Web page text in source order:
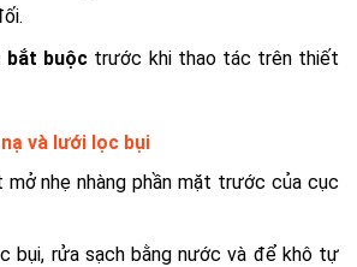
bắt buộc trước khi thao tác trên thiết
và lưới lọc bụi
mở nhẹ nhàng phần mặt trước của cục
bụi, rửa sạch bằng nước và để khô tự